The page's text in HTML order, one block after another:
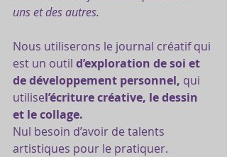
uns et des autres.
Nous utiliserons le journal créatif qui
est un outil d’exploration de soi et
de développement personnel, qui
utilisel’écriture créative, le dessin
et le collage.
Nul besoin d’avoir de talents
artistiques pour le pratiquer.